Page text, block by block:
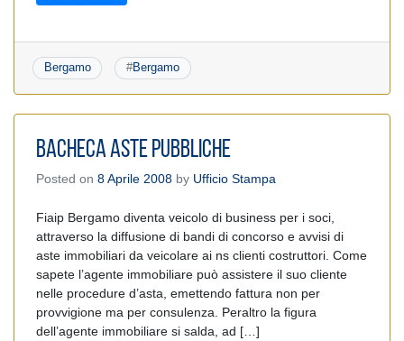
Bergamo #Bergamo
BACHECA ASTE PUBBLICHE
Posted on 8 Aprile 2008 by Ufficio Stampa
Fiaip Bergamo diventa veicolo di business per i soci,
attraverso la diffusione di bandi di concorso e avvisi di
aste immobiliari da veicolare ai ns clienti costruttori. Come
sapete l’agente immobiliare può assistere il suo cliente
nelle procedure d’asta, emettendo fattura non per
provvigione ma per consulenza. Peraltro la figura
dell’agente immobiliare si salda, ad […]